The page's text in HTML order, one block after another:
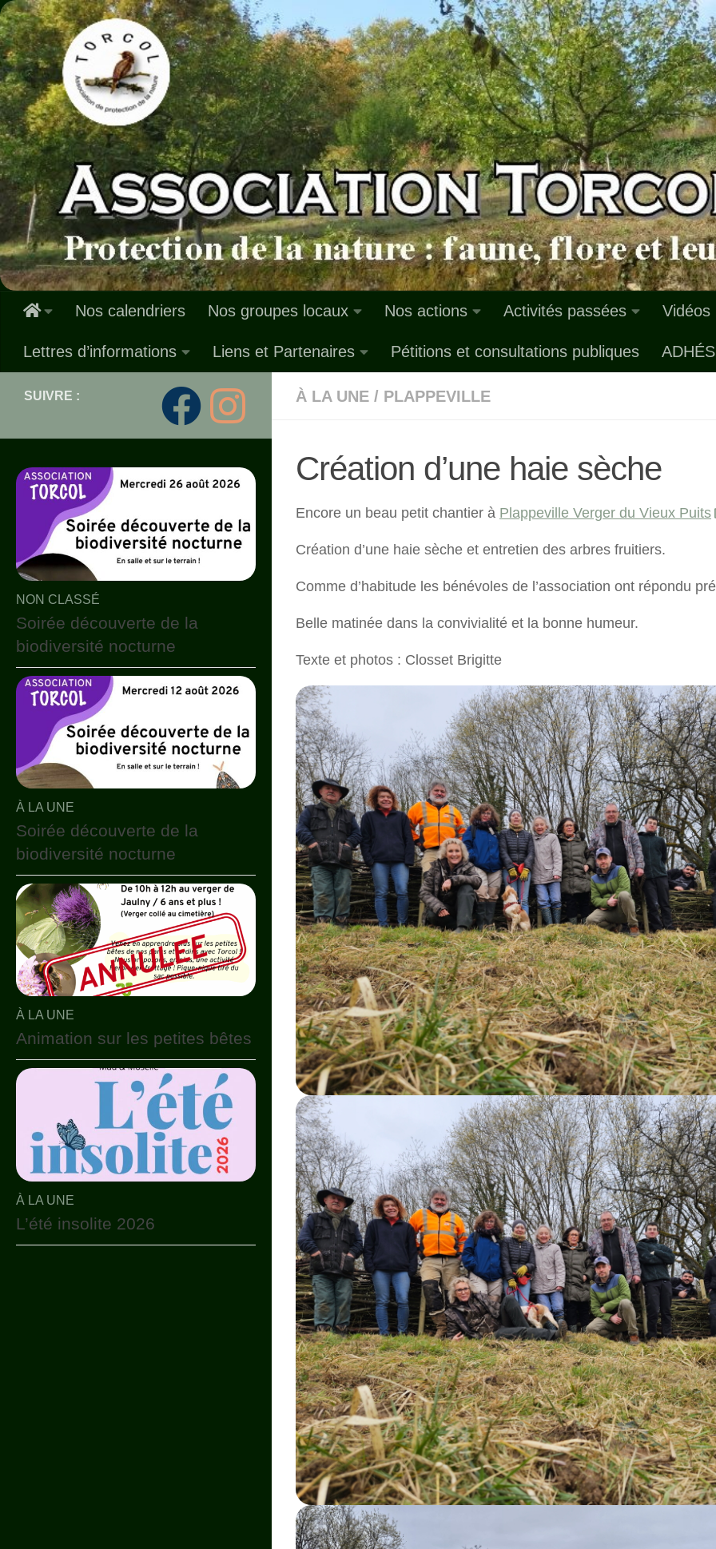
Skip to content
Nos calendriers Nos groupes locaux Nos actions Activités passées Vidéos
Lettres d’informations Liens et Partenaires Pétitions et consultations publiques
À LA UNE / PLAPPEVILLE
Création d’une haie sèche
Encore un beau petit chantier à Plappeville Verger du Vieux Puits
Création d’une haie sèche et entretien des arbres fruitiers.
Comme d’habitude les bénévoles de l’association ont répondu
Belle matinée dans la convivialité et la bonne humeur.
Texte et photos : Closset Brigitte
SUIVRE :
NON CLASSÉ
Soirée découverte de la
biodiversité nocturne
À LA UNE
Soirée découverte de la
biodiversité nocturne
À LA UNE
Animation sur les petites bêtes
À LA UNE
L’été insolite 2026